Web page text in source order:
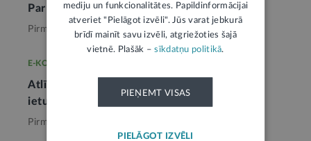
Par pirkuma līguma sagatavošanu
Pirms 4 nedēļām, Tieslietas
E-KONSULTĀCIJA
Atlīdzība par notāra pakalpojumiem netiek
ieturēta no mantojuma
Pirms mēneša,
mediju un funkcionalitātes. Papildinformācijai
atveriet "Pielāgot izvēli". Jūs varat jebkurā
brīdī mainīt savu izvēli, atgriežoties šajā
vietnē. Plašāk –sīkdatņu politikā.
PIEŅEMT VISAS
PIELĀGOT IZVĒLI